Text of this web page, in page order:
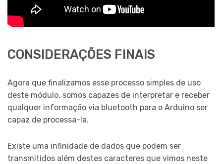
CONSIDERAÇÕES FINAIS
Agora que finalizamos esse processo simples de uso
deste módulo, somos capazes de interpretar e receber
qualquer informação via bluetooth para o Arduino ser
capaz de processa-la.
Existe uma infinidade de dados que podem ser
transmitidos além destes caracteres que vimos neste